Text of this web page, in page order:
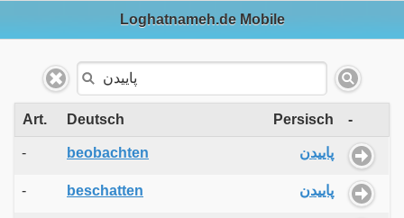
Loghatnameh.de Mobile
Art. Deutsch Persisch -
- beobachten پاییدن
- beschatten پاییدن